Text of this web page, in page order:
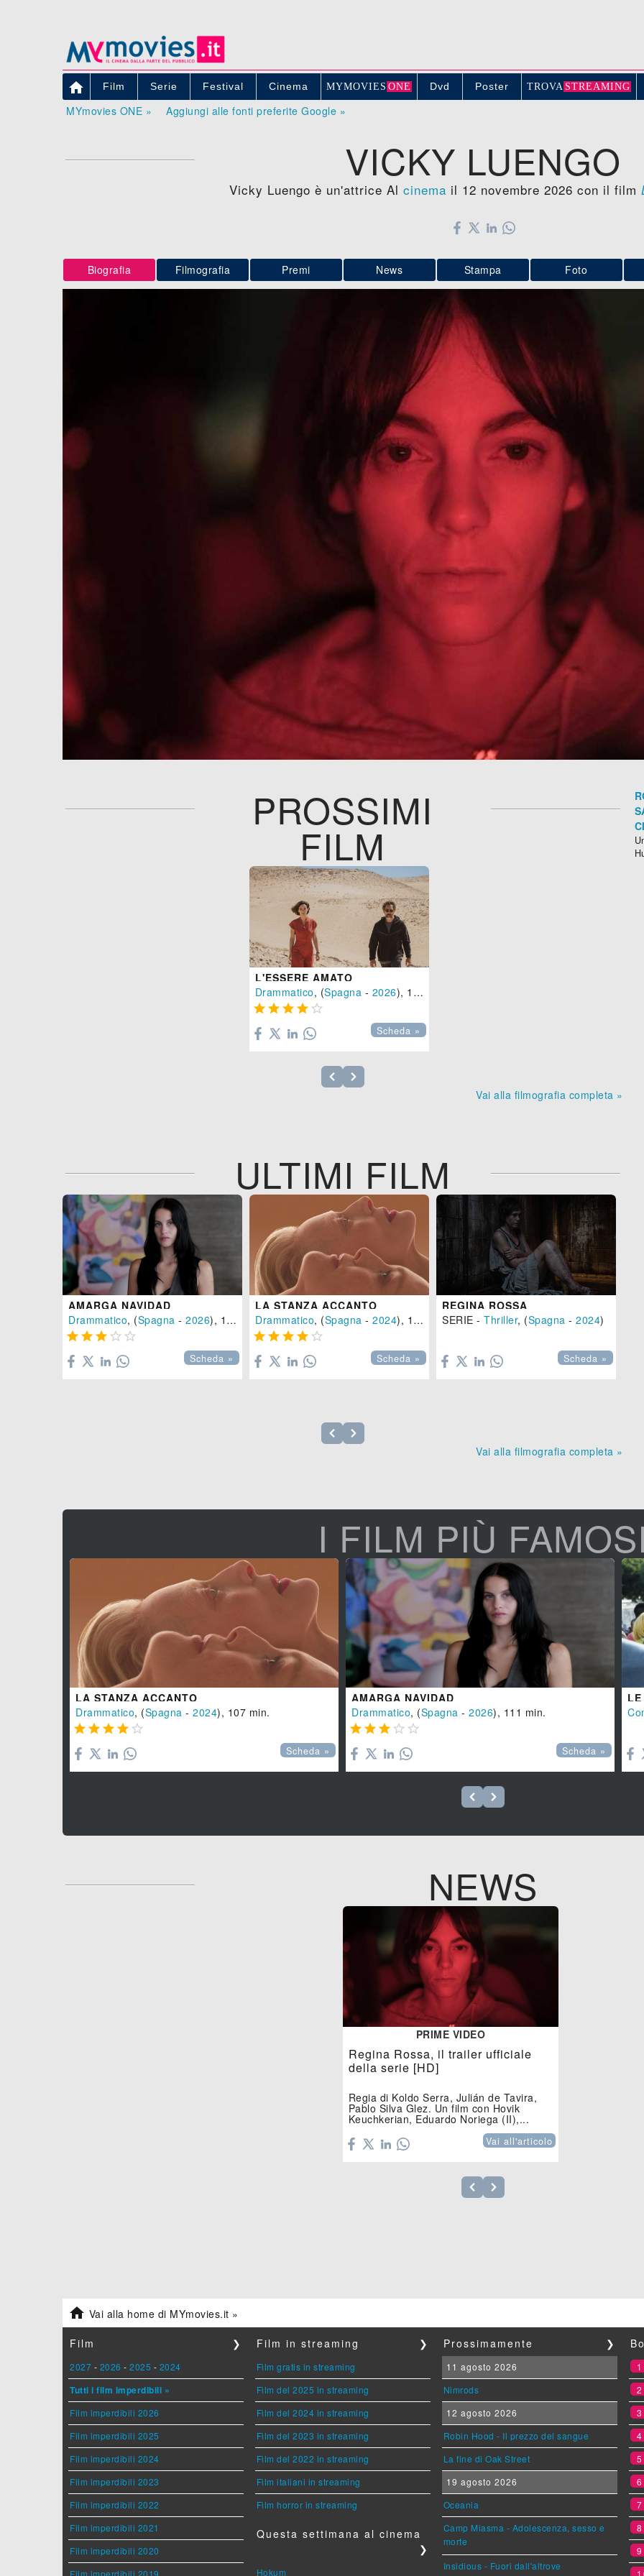
 Film Serie Festival Cinema MYMOVIE S ONE Dvd Poster TROVA STREAMING
MYmovies ONE » Aggiungi alle fonti preferite Google »
VICKY LUENGO
Vicky Luengo è un'attrice Al cinema il 12 novembre 2026 con il film
Biografia Filmografia Premi News Stampa Foto
PROSSIMI
FILM
L'ESSERE AMATO
Drammatico, (Spagna - 2026), 135 min.
    
Scheda »
Vai alla filmografia completa »
ULTIMI FILM
AMARGA NAVIDAD
Drammatico, (Spagna - 2026), 111 min.
    
Scheda »
LA STANZA ACCANTO
Drammatico, (Spagna - 2024), 107 min.
    
Scheda »
REGINA ROSSA
SERIE - Thriller, (Spagna - 2024)
Scheda »
Vai alla filmografia completa »
I FILM PIÙ FAMOSI
LA STANZA ACCANTO
Drammatico, (Spagna - 2024), 107 min.
    
Scheda »
AMARGA NAVIDAD
Drammatico, (Spagna - 2026), 111 min.
    
Scheda »
NEWS
PRIME VIDEO
Regina Rossa, il trailer ufficiale
della serie [HD]
Regia di Koldo Serra, Julián de Tavira,
Pablo Silva Glez. Un film con Hovik
Keuchkerian, Eduardo Noriega (II),...
Vai all'articolo
 Vai alla home di MYmovies.it »
Film ❯
2027 - 2026 - 2025 - 2024
Tutti i film imperdibili »
Film imperdibili 2026
Film imperdibili 2025
Film imperdibili 2024
Film imperdibili 2023
Film imperdibili 2022
Film imperdibili 2021
Film imperdibili 2020
Film in streaming ❯
Film gratis in streaming
Film del 2025 in streaming
Film del 2024 in streaming
Film del 2023 in streaming
Film del 2022 in streaming
Film italiani in streaming
Film horror in streaming
Questa settimana al cinema
❯
Hokum
Prossimamente ❯
11 agosto 2026
Nimrods
12 agosto 2026
Robin Hood - Il prezzo del sangue
La fine di Oak Street
19 agosto 2026
Oceania
Camp Miasma - Adolescenza, sesso e
morte
Insidious - Fuori dall'altrove
1
2
3
4
5
6
7
8
9